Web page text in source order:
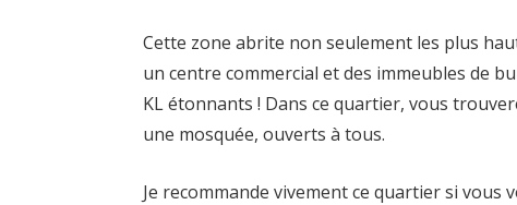
Cette zone abrite non seulement les plus
un centre commercial et des immeubles de
KL étonnants ! Dans ce quartier, vous
une mosquée, ouverts à tous.
Je recommande vivement ce quartier si vous